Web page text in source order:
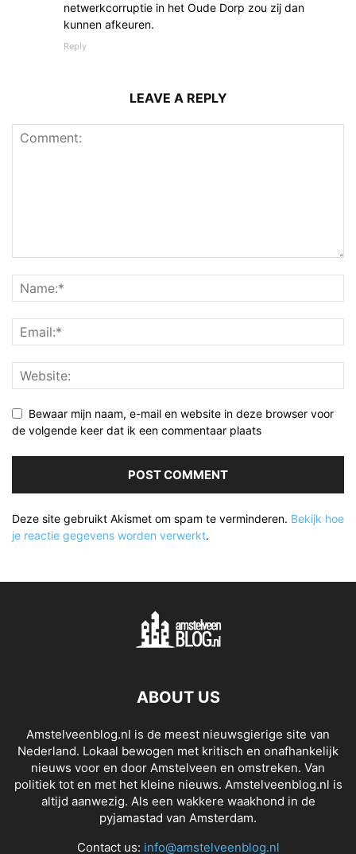
netwerkcorruptie in het Oude Dorp zou zij dan
kunnen afkeuren.
Reply
LEAVE A REPLY
Bewaar mijn naam, e-mail en website in deze browser voor
de volgende keer dat ik een commentaar plaats
Deze site gebruikt Akismet om spam te verminderen. Bekijk hoe
je reactie gegevens worden verwerkt.
ABOUT US
Amstelveenblog.nl is de meest nieuwsgierige site van
Nederland. Lokaal bewogen met kritisch en onafhankelijk
nieuws voor en door Amstelveen en omstreken. Van
politiek tot en met het kleine nieuws. Amstelveenblog.nl is
altijd aanwezig. Als een wakkere waakhond in de
pyjamastad van Amsterdam.
Contact us: info@amstelveenblog.nl